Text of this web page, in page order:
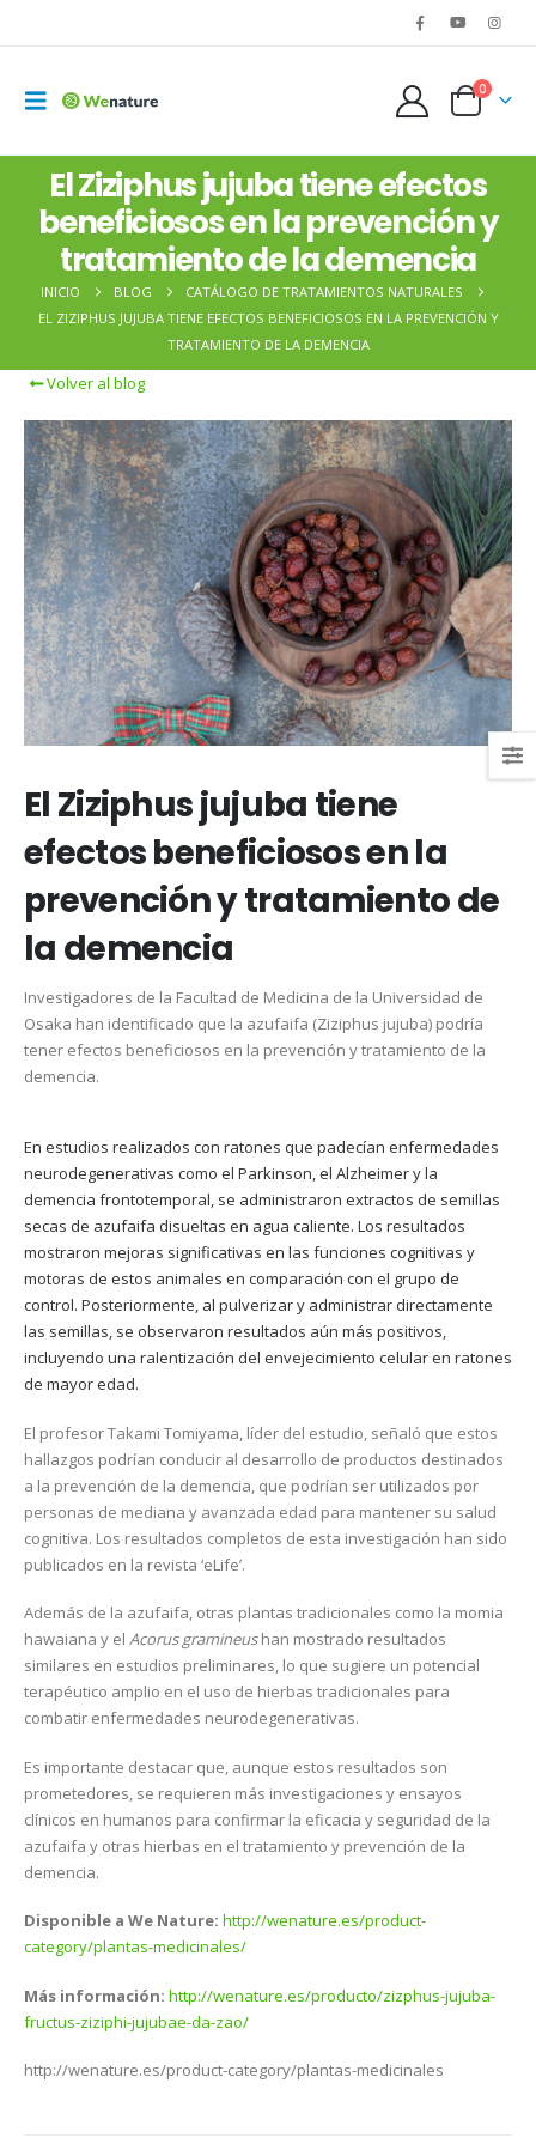
0
El Ziziphus jujuba tiene efectos
beneficiosos en la prevención y
tratamiento de la demencia
INICIO BLOG
CATÁLOGO DE TRATAMIENTOS NATURALES
EL ZIZIPHUS JUJUBA TIENE EFECTOS BENEFICIOSOS EN LA PREVENCIÓN Y
TRATAMIENTO DE LA DEMENCIA
Volver al blog
El Ziziphus jujuba tiene
efectos beneficiosos en la
prevención y tratamiento de
la demencia
Investigadores de la Facultad de Medicina de la Universidad de
Osaka han identificado que la azufaifa (Ziziphus jujuba) podría
tener efectos beneficiosos en la prevención y tratamiento de la
demencia.
En estudios realizados con ratones que padecían enfermedades
neurodegenerativas como el Parkinson, el Alzheimer y la
demencia frontotemporal, se administraron extractos de semillas
secas de azufaifa disueltas en agua caliente. Los resultados
mostraron mejoras significativas en las funciones cognitivas y
motoras de estos animales en comparación con el grupo de
control. Posteriormente, al pulverizar y administrar directamente
las semillas, se observaron resultados aún más positivos,
incluyendo una ralentización del envejecimiento celular en ratones
de mayor edad.
El profesor Takami Tomiyama, líder del estudio, señaló que estos
hallazgos podrían conducir al desarrollo de productos destinados
a la prevención de la demencia, que podrían ser utilizados por
personas de mediana y avanzada edad para mantener su salud
cognitiva. Los resultados completos de esta investigación han sido
publicados en la revista ‘eLife’.
Además de la azufaifa, otras plantas tradicionales como la momia
hawaiana y el Acorus gramineushan mostrado resultados
similares en estudios preliminares, lo que sugiere un potencial
terapéutico amplio en el uso de hierbas tradicionales para
combatir enfermedades neurodegenerativas.
Es importante destacar que, aunque estos resultados son
prometedores, se requieren más investigaciones y ensayos
clínicos en humanos para confirmar la eficacia y seguridad de la
azufaifa y otras hierbas en el tratamiento y prevención de la
demencia.
Disponible a We Nature: http://wenature.es/product-
category/plantas-medicinales/
Más información: http://wenature.es/producto/zizphus-jujuba-
fructus-ziziphi-jujubae-da-zao/
http://wenature.es/product-category/plantas-medicinales